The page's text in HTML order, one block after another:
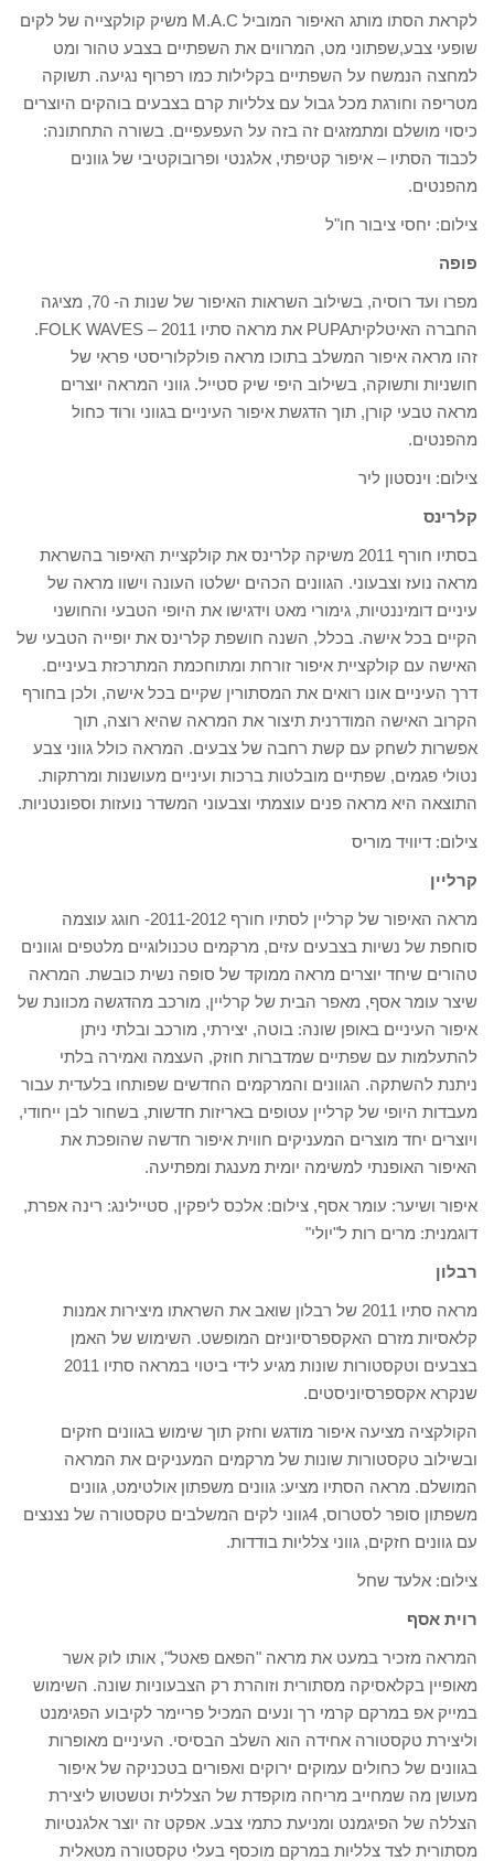
לקראת הסתו מותג האיפור המוביל M.A.C משיק קולקצייה של לקים
שופעי צבע,שפתוני מט, המרווים את השפתיים בצבע טהור ומט
למחצה הנמשח על השפתיים בקלילות כמו רפרוף נגיעה. תשוקה
מטריפה וחורגת מכל גבול עם צלליות קרם בצבעים בוהקים היוצרים
כיסוי מושלם ומתמזגים זה בזה על העפעפיים. בשורה התחתונה:
לכבוד הסתיו – איפור קטיפתי, אלגנטי ופרובוקטיבי של גוונים
מהפנטים.
צילום: יחסי ציבור חו"ל
פופה
מפרו ועד רוסיה, בשילוב השראות האיפור של שנות ה- 70, מציגה
החברה האיטלקיתPUPA את מראה סתיו 2011 – FOLK WAVES.
זהו מראה איפור המשלב בתוכו מראה פולקלוריסטי פראי של
חושניות ותשוקה, בשילוב היפי שיק סטייל. גווני המראה יוצרים
מראה טבעי קורן, תוך הדגשת איפור העיניים בגווני ורוד כחול
מהפנטים.
צילום: וינסטון ליר
קלרינס
בסתיו חורף 2011 משיקה קלרינס את קולקציית האיפור בהשראת
מראה נועז וצבעוני. הגוונים הכהים ישלטו העונה וישוו מראה של
עיניים דומיננטיות, גימורי מאט וידגישו את היופי הטבעי והחושני
הקיים בכל אישה. בכלל, השנה חושפת קלרינס את יופייה הטבעי של
האישה עם קולקציית איפור זורחת ומתוחכמת המתרכזת בעיניים.
דרך העיניים אונו רואים את המסתורין שקיים בכל אישה, ולכן בחורף
הקרוב האישה המודרנית תיצור את המראה שהיא רוצה, תוך
אפשרות לשחק עם קשת רחבה של צבעים. המראה כולל גווני צבע
נטולי פגמים, שפתיים מובלטות ברכות ועיניים מעושנות ומרתקות.
התוצאה היא מראה פנים עוצמתי וצבעוני המשדר נועזות וספונטניות.
צילום: דיוויד מוריס
קרליין
מראה האיפור של קרליין לסתיו חורף 2011-2012- חוגג עוצמה
סוחפת של נשיות בצבעים עזים, מרקמים טכנולוגיים מלטפים וגוונים
טהורים שיחד יוצרים מראה ממוקד של סופה נשית כובשת. המראה
שיצר עומר אסף, מאפר הבית של קרליין, מורכב מהדגשה מכוונת של
איפור העיניים באופן שונה: בוטה, יצירתי, מורכב ובלתי ניתן
להתעלמות עם שפתיים שמדברות חוזק, העצמה ואמירה בלתי
ניתנת להשתקה. הגוונים והמרקמים החדשים שפותחו בלעדית עבור
מעבדות היופי של קרליין עטופים באריזות חדשות, בשחור לבן ייחודי,
ויוצרים יחד מוצרים המעניקים חווית איפור חדשה שהופכת את
האיפור האופנתי למשימה יומית מענגת ומפתיעה.
איפור ושיער: עומר אסף, צילום: אלכס ליפקין, סטיילינג: רינה אפרת,
דוגמנית: מרים רות ל"יולי"
רבלון
מראה סתיו 2011 של רבלון שואב את השראתו מיצירות אמנות
קלאסיות מזרם האקספרסיוניזם המופשט. השימוש של האמן
בצבעים וטקסטורות שונות מגיע לידי ביטוי במראה סתיו 2011
שנקרא אקספרסיוניסטים.
הקולקציה מציעה איפור מודגש וחזק תוך שימוש בגוונים חזקים
ובשילוב טקסטורות שונות של מרקמים המעניקים את המראה
המושלם. מראה הסתיו מציע: גוונים משפתון אולטימט, גוונים
משפתון סופר לסטרוס, 4גווני לקים המשלבים טקסטורה של נצנצים
עם גוונים חזקים, גווני צלליות בודדות.
צילום: אלעד שחל
רוית אסף
המראה מזכיר במעט את מראה "הפאם פאטל", אותו לוק אשר
מאופיין בקלאסיקה מסתורית וזוהרת רק הצבעוניות שונה. השימוש
במייק אפ במרקם קרמי רך ונעים המכיל פריימר לקיבוע הפגימנט
וליצירת טקסטורה אחידה הוא השלב הבסיסי. העיניים מאופרות
בגוונים של כחולים עמוקים ירוקים ואפורים בטכניקה של איפור
מעושן מה שמחייב מריחה מוקפדת של הצללית וטשטוש ליצירת
הצללה של הפיגמנט ומניעת כתמי צבע. אפקט זה יוצר אלגנטיות
מסתורית לצד צלליות במרקם מוכסף בעלי טקסטורה מטאלית